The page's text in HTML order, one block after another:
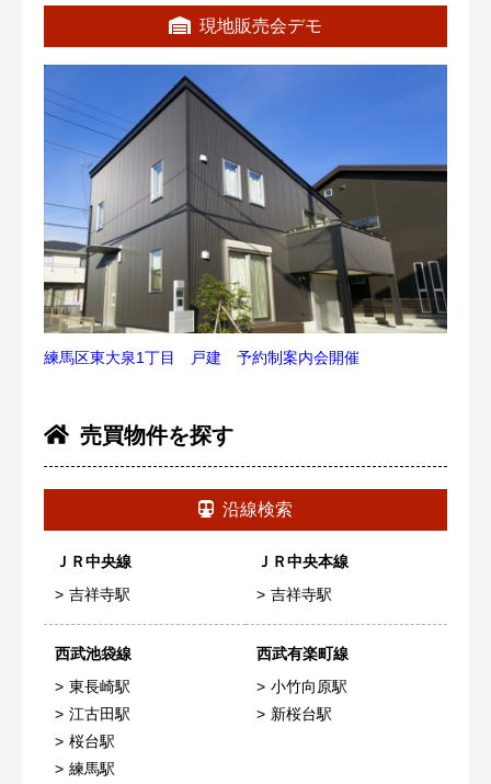
現地販売会デモ
練馬区東大泉1丁目 戸建 予約制案内会開催
売買物件を探す
沿線検索
ＪＲ中央線
吉祥寺駅
ＪＲ中央本線
吉祥寺駅
西武池袋線
東長崎駅
江古田駅
桜台駅
練馬駅
西武有楽町線
小竹向原駅
新桜台駅